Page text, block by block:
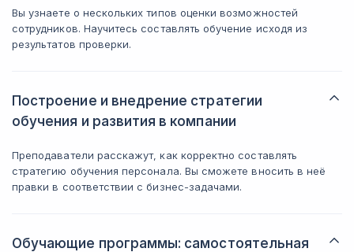
Вы узнаете о нескольких типов оценки возможностей
сотрудников. Научитесь составлять обучение исходя из
результатов проверки.
Построение и внедрение стратегии
обучения и развития в компании
Преподаватели расскажут, как корректно составлять
стратегию обучения персонала. Вы сможете вносить в неё
правки в соответствии с бизнес-задачами.
Обучающие программы: самостоятельная